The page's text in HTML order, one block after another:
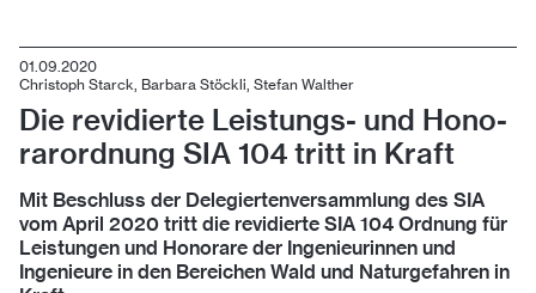
01.09.2020
Christoph Starck, Barbara Stöckli, Stefan Walther
Die re­vi­dier­te Leis­tungs- und Ho­no­
rar­ord­nung SIA 104 tritt in Kraft
Mit Beschluss der Delegiertenversammlung des SIA
vom April 2020 tritt die revidierte SIA 104 Ordnung für
Leistungen und Honorare der Ingenieurinnen und
Ingenieure in den Bereichen Wald und Naturgefahren in